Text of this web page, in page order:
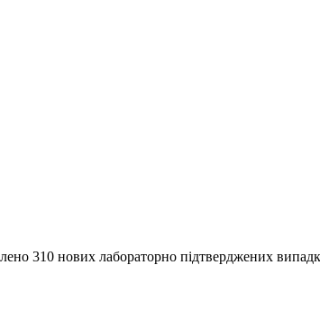
310 нових лабораторно підтверджених